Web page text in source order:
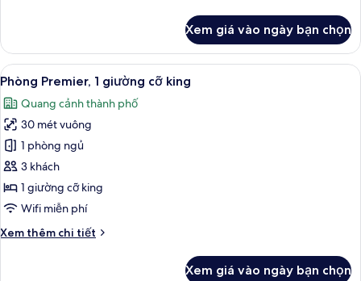
Bed
Superior
Room,
1
Bed
Xem giá vào ngày bạn chọn
Xem
tất
cả
ảnh
Phòng
Premier,
1
giường
king
Két bảo mật tại phòng, bàn, màn/
5
Phòng Premier, 1 giường cỡ king
Quang cảnh thành phố
30 mét vuông
1 phòng ngủ
3 khách
1 giường cỡ king
Wifi miễn phí
Xem thêm chi tiết
Chi
Xem giá vào ngày bạn chọn